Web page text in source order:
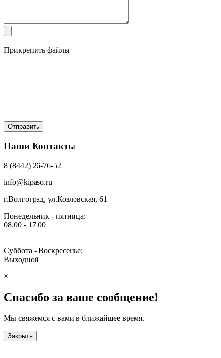
Прикрепить файлы
Наши Контакты
8 (8442) 26-76-52
info@kipaso.ru
г.Волгоград, ул.Козловская, 61
Понедельник - пятница:
08:00 - 17:00
Суббота - Воскресенье:
Выходной
×
Спасибо за ваше сообщение!
Мы свяжемся с вами в ближайшее время.
Закрыть